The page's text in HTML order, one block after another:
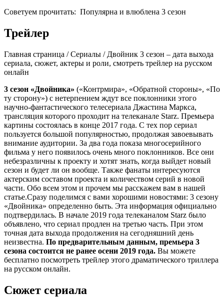
Советуем прочитать: Популярна и влюблена 3 сезон
Трейлер
Главная страница / Сериалы / Двойник 3 сезон – дата выхода
сериала, сюжет, актеры и роли, смотреть трейлер на русском
онлайн
3 сезон «Двойника» («Контрмира», «Обратной стороны», «По
ту сторону») с нетерпением ждут все поклонники этого
научно-фантастического телесериала Джастина Маркса,
трансляция которого проходит на телеканале Starz. Премьера
картины состоялась в конце 2017 года. С тех пор сериал
пользуется большой популярностью, продолжая завоевывать
внимание аудитории. За два года показа многосерийного
фильма у него появилось очень много поклонников. Все они
небезразличны к проекту и хотят знать, когда выйдет новый
сезон и будет ли он вообще. Также фанаты интересуются
актерским составом проекта и количеством серий в новой
части. Обо всем этом и прочем мы расскажем вам в нашей
статье.Сразу поделимся с вами хорошими новостями: 3 сезону
«Двойника» определенно быть. Эта информация официально
подтвердилась. В начале 2019 года телеканалом Starz было
объявлено, что сериал продлен на третью часть. При этом
точная дата выхода продолжения на сегодняшний день
неизвестна. По предварительным данным, премьера 3
сезона состоится не ранее осени 2019 года. Вы можете
бесплатно посмотреть трейлер этого драматического триллера
на русском онлайн.
Сюжет сериала